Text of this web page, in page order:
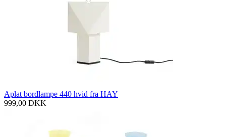
Aplat bordlampe 440 hvid fra HAY
999,00 DKK